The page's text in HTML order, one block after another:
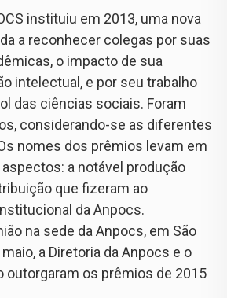
instituiu em 2013, uma nova
a reconhecer colegas por suas
o impacto de sua
intelectual, e por seu trabalho
das ciências sociais. Foram
considerando-se as diferentes
nomes dos prêmios levam em
a notável produção
que fizeram ao
da Anpocs.
na sede da Anpocs, em São
a Diretoria da Anpocs e o
outorgaram os prêmios de 2015